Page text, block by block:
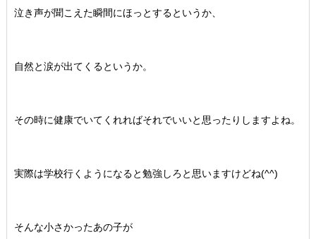
泣き声が聞こえた瞬間にほっとするというか、
自然と涙が出てくるというか。
その時に健康でいてくれればそれでいいと思ったりしますよね。
実際は学校行くようになると勉強しろと思いますけどね(^^)
そんな小さかったあの子が